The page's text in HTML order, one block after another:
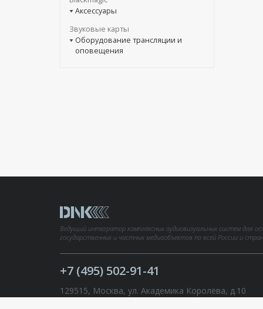
Аксессуары
Звуковые карты
Оборудование трансляции и
оповещения
Ведущий интегратор комплексных аудиовизуальных систем для
государственных и частных медиаобъектов по всей России и
+7 (495) 502-91-41
129515, Москва, ул. Академика Королёва, д.10